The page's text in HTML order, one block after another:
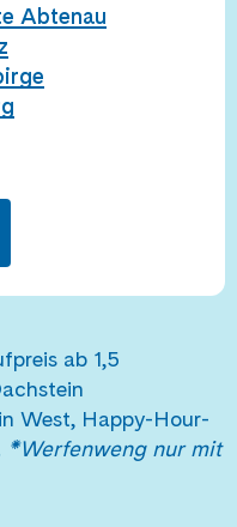
Abtenau
ab 1,5
West, Happy-Hour-
*Werfenweng nur mit